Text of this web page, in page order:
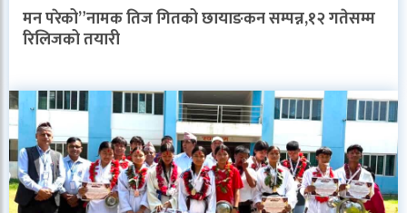
मन परेको”नामक तिज गितको छायाङकन सम्पन्न,१२ गतेसम्म
रिलिजको तयारी